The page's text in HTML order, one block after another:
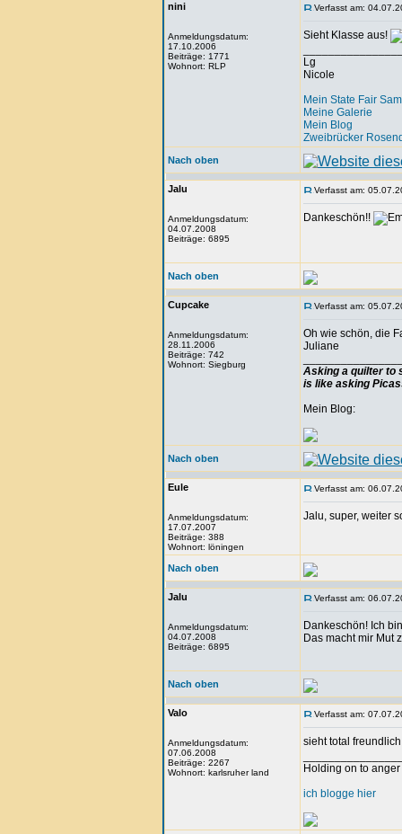
nini
Anmeldungsdatum:
17.10.2006
Beiträge: 1771
Wohnort: RLP
Verfasst am:
Sieht Klasse aus!
Lg
Nicole
Mein State Fair
Meine Galerie
Mein Blog
Zweibrücker
Nach oben
Jalu
Anmeldungsdatum:
04.07.2008
Beiträge: 6895
Verfasst am:
Dankeschön!!
Nach oben
Cupcake
Anmeldungsdatum:
28.11.2006
Beiträge: 742
Wohnort: Siegburg
Verfasst am:
Oh wie schön, die
Juliane
Asking a quilter to
is like asking
Mein Blog:
Nach oben
Eule
Anmeldungsdatum:
17.07.2007
Beiträge: 388
Wohnort: löningen
Verfasst am:
Jalu, super, weiter
Nach oben
Jalu
Anmeldungsdatum:
04.07.2008
Beiträge: 6895
Verfasst am:
Dankeschön! Ich
Das macht mir Mut
Nach oben
Valo
Anmeldungsdatum:
07.06.2008
Beiträge: 2267
Wohnort: karlsruher land
Verfasst am:
sieht total
Holding on to
ich blogge hier